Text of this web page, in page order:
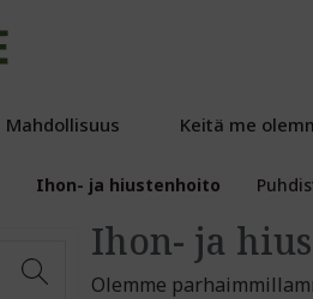
Mahdollisuus Keitä me
Ihon- ja hiustenhoito
Ihon- ja
Olemme